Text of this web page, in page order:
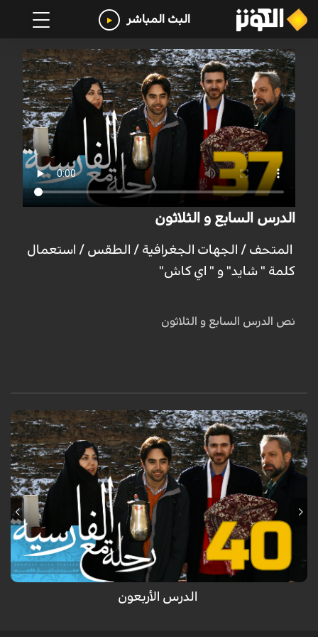
البث المباشر
الدرس السابع و الثلاثون
المتحف / الجهات الجغرافية / الطقس / استعمال
كلمة " شايد" و " اي كاش"
نص الدرس السابع و الثلاثون
السفر الى مدينة اصفهان و التعرف على معالمها التاريخية /أسلوب الإستثناء
الدرس الأربعون